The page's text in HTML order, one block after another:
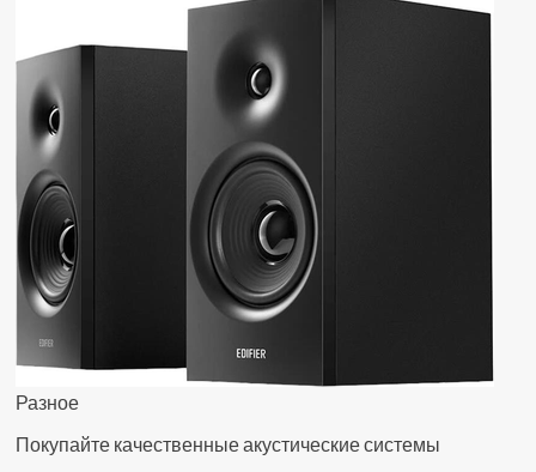
Разное
Покупайте качественные акустические системы